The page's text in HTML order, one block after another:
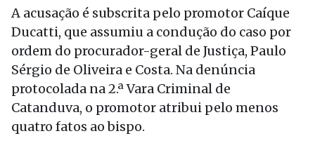
A acusação é subscrita pelo promotor Caíque
Ducatti, que assumiu a condução do caso por
ordem do procurador-geral de Justiça, Paulo
Sérgio de Oliveira e Costa. Na denúncia
protocolada na 2.ª Vara Criminal de
Catanduva, o promotor atribui pelo menos
quatro fatos ao bispo.